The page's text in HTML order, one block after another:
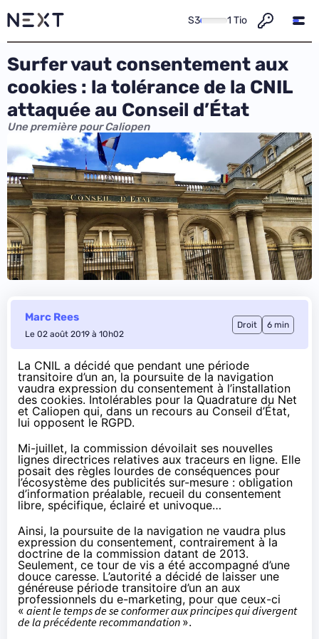
S3 1 Tio
Surfer vaut consentement aux
cookies : la tolérance de la CNIL
attaquée au Conseil d’État
Une première pour Caliopen
Marc Rees
Le 02 août 2019 à 10h02
Droit 6 min
La CNIL a décidé que pendant une période
transitoire d’un an, la poursuite de la navigation
vaudra expression du consentement à l’installation
des cookies. Intolérables pour la Quadrature du Net
et Caliopen qui, dans un recours au Conseil d’État,
lui opposent le RGPD.
Mi-juillet, la commission dévoilait ses nouvelles
lignes directrices relatives aux traceurs en ligne. Elle
posait des règles lourdes de conséquences pour
l’écosystème des publicités sur-mesure : obligation
d’information préalable, recueil du consentement
libre, spécifique, éclairé et univoque…
Ainsi, la poursuite de la navigation ne vaudra plus
expression du consentement, contrairement à la
doctrine de la commission datant de 2013.
Seulement, ce tour de vis a été accompagné d’une
douce caresse. L’autorité a décidé de laisser une
généreuse période transitoire d’un an aux
professionnels du e-marketing, pour que ceux-ci
« aient le temps de se conformer aux principes qui divergent
de la précédente recommandation ».